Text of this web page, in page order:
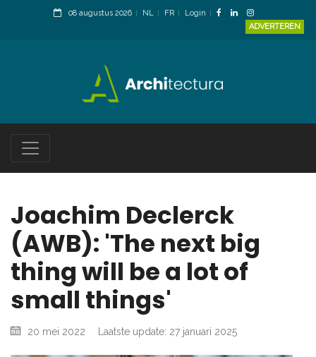
08 augustus 2026 NL FR
Login
ADVERTEREN
Joachim Declerck
(AWB): 'The next big
thing will be a lot of
small things'
20 mei 2022 Laatste update: 27 januari 2025